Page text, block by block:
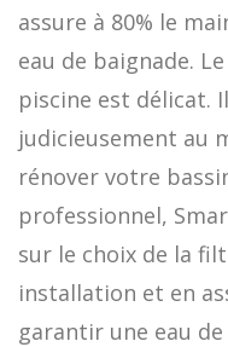
assure à 80% le
eau de baignade.
piscine est délicat.
judicieusement au
rénover votre
professionnel,
sur le choix de la
installation et en
garantir une eau